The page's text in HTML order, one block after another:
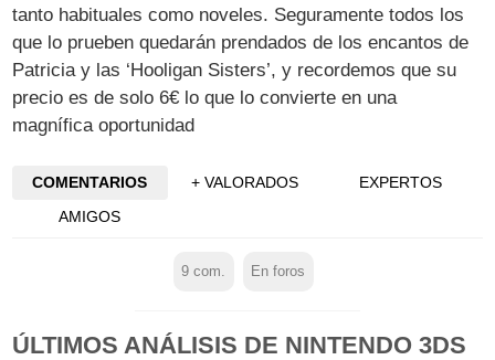
tanto habituales como noveles. Seguramente todos los
que lo prueben quedarán prendados de los encantos de
Patricia y las ‘Hooligan Sisters’, y recordemos que su
precio es de solo 6€ lo que lo convierte en una
magnífica oportunidad
COMENTARIOS + VALORADOS
EXPERTOS
AMIGOS
9 com. En foros
ÚLTIMOS ANÁLISIS DE NINTENDO 3DS